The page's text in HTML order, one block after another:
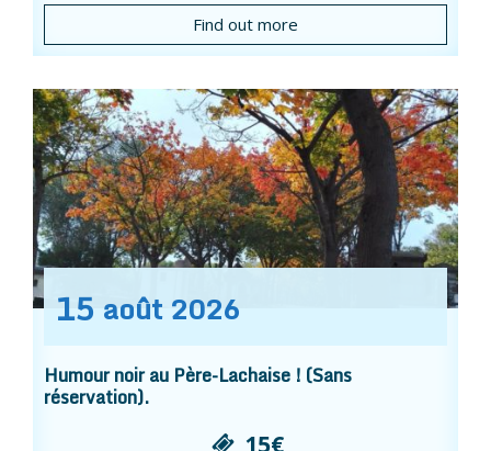
Find out more
15 août 2026
Humour noir au Père-Lachaise ! (Sans
réservation).
15€